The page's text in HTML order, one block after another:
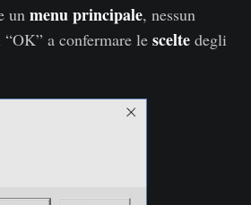
un menu principale, nessun
a confermare le scelte degli